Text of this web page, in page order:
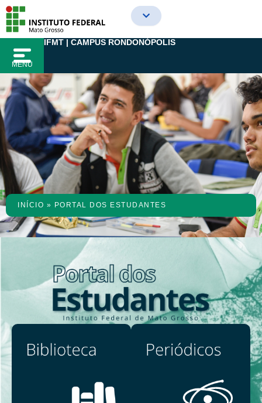
para
conteúdo
MENU
IFMT | CAMPUS RONDONÓPOLIS
INÍCIO » PORTAL DOS ESTUDANTES